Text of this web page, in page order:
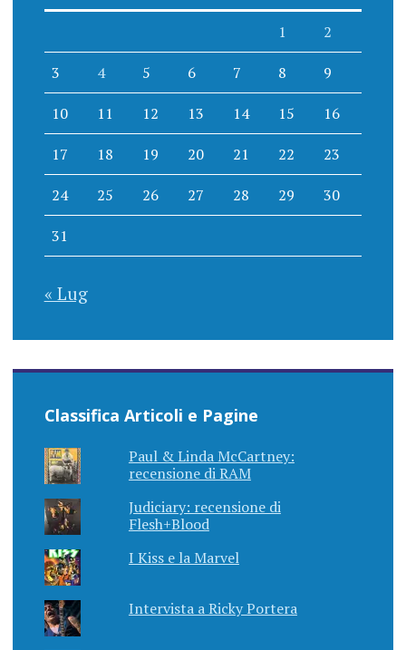
1 2
3 4 5 6 7 8 9
10 11 12 13 14 15 16
17 18 19 20 21 22 23
24 25 26 27 28 29 30
31
« Lug
Classifica Articoli e Pagine
Paul & Linda McCartney:
recensione di RAM
Judiciary: recensione di
Flesh+Blood
I Kiss e la Marvel
Intervista a Ricky Portera